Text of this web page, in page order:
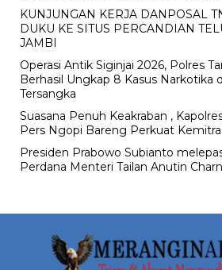
KUNJUNGAN KERJA DANPOSAL
DUKU KE SITUS PERCANDIAN
JAMBI
Operasi Antik Siginjai 2026, Polres
Berhasil Ungkap 8 Kasus Narkotika
Tersangka
Suasana Penuh Keakraban ,
Pers Ngopi Bareng Perkuat
Presiden Prabowo Subianto
Perdana Menteri Tailan Anutin